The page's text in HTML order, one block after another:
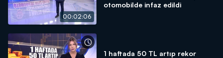
00:02:06
otomobilde infaz edildi
1 haftada 50 TL artıp rekor